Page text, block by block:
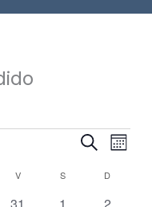
Navegación
búsqueda
Buscar
de
Mes
V S D
0
1
0